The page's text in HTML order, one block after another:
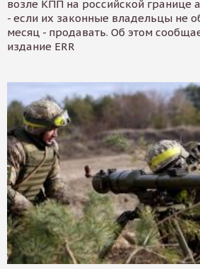
возле КПП на российской границе
- если их законные владельцы не
месяц - продавать. Об этом
издание ERR